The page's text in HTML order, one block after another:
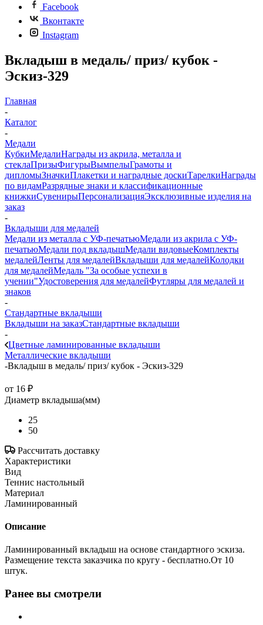
Facebook
Вконтакте
Instagram
Вкладыш в медаль/ приз/ кубок -
Эскиз-329
Главная
-
Каталог
-
Медали
КубкиМедалиНаграды из акрила, металла и
стеклаПризыФигурыВымпелыГрамоты и
дипломыЗначкиПлакетки и наградные доскиТарелкиНаграды
по видамРазрядные знаки и классификационные
книжкиСувенирыПерсонализацияЭксклюзивные изделия на
заказ
-
Вкладыши для медалей
Медали из металла с УФ-печатьюМедали из акрила с УФ-
печатьюМедали под вкладышМедали видовыеКомплекты
медалейЛенты для медалейВкладыши для медалейКолодки
для медалейМедаль "За особые успехи в
учении"Удостоверения для медалейФутляры для медалей и
знаков
-
Стандартные вкладыши
Вкладыши на заказСтандартные вкладыши
-
Цветные ламинированные вкладыши
Металлические вкладыши
-Вкладыш в медаль/ приз/ кубок - Эскиз-329
от 16 ₽
Диаметр вкладыша(мм)
25
50
Рассчитать доставку
Характеристики
Вид
Теннис настольный
Материал
Ламинированный
Описание
Ламинированный вкладыш на основе стандартного эскиза.
Размещение текста заказчика по кругу - бесплатно.От 10
штук.
Ранее вы смотрели